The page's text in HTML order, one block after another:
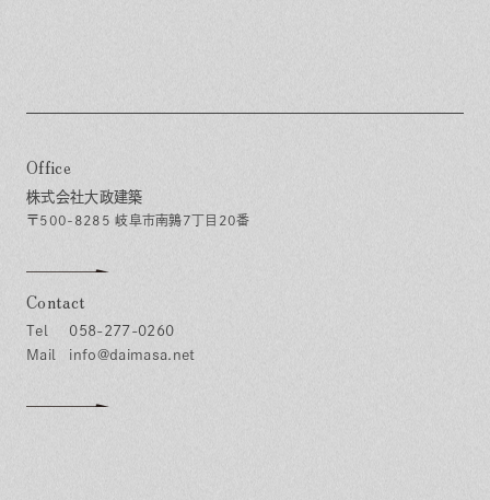
Office
株式会社大政建築
〒500-8285 岐阜市南鶉7丁目20番
Contact
058-277-0260
info@daimasa.net